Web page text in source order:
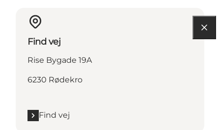
Find vej
Rise Bygade 19A
6230 Rødekro
Find vej